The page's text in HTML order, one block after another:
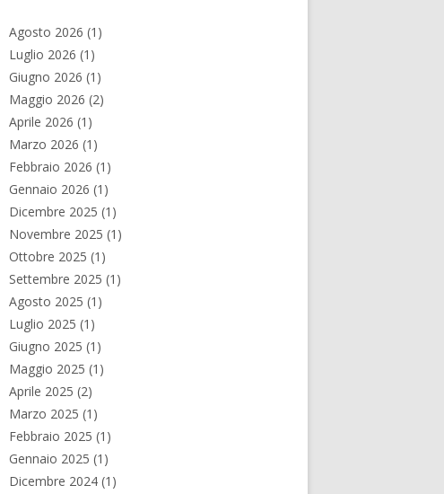
Agosto 2026 (1)
Luglio 2026 (1)
Giugno 2026 (1)
Maggio 2026 (2)
Aprile 2026 (1)
Marzo 2026 (1)
Febbraio 2026 (1)
Gennaio 2026 (1)
Dicembre 2025 (1)
Novembre 2025 (1)
Ottobre 2025 (1)
Settembre 2025 (1)
Agosto 2025 (1)
Luglio 2025 (1)
Giugno 2025 (1)
Maggio 2025 (1)
Aprile 2025 (2)
Marzo 2025 (1)
Febbraio 2025 (1)
Gennaio 2025 (1)
Dicembre 2024 (1)